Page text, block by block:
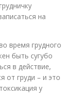
на
время грудного
быть сугубо
в действие,
от груди – и это
у